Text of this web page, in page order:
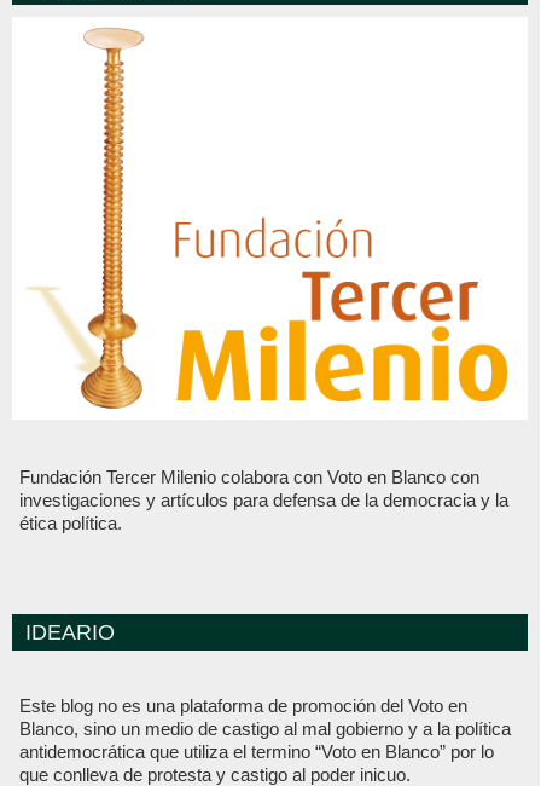
Fundación Tercer Milenio colabora con Voto en Blanco con
investigaciones y artículos para defensa de la democracia y la
ética política.
IDEARIO
Este blog no es una plataforma de promoción del Voto en
Blanco, sino un medio de castigo al mal gobierno y a la política
antidemocrática que utiliza el termino “Voto en Blanco” por lo
que conlleva de protesta y castigo al poder inicuo.